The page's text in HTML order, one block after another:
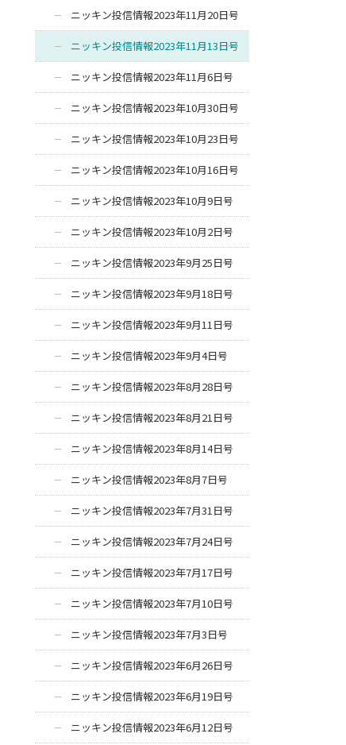
ニッキン投信情報2023年11月20日号
ニッキン投信情報2023年11月13日号
ニッキン投信情報2023年11月6日号
ニッキン投信情報2023年10月30日号
ニッキン投信情報2023年10月23日号
ニッキン投信情報2023年10月16日号
ニッキン投信情報2023年10月9日号
ニッキン投信情報2023年10月2日号
ニッキン投信情報2023年9月25日号
ニッキン投信情報2023年9月18日号
ニッキン投信情報2023年9月11日号
ニッキン投信情報2023年9月4日号
ニッキン投信情報2023年8月28日号
ニッキン投信情報2023年8月21日号
ニッキン投信情報2023年8月14日号
ニッキン投信情報2023年8月7日号
ニッキン投信情報2023年7月31日号
ニッキン投信情報2023年7月24日号
ニッキン投信情報2023年7月17日号
ニッキン投信情報2023年7月10日号
ニッキン投信情報2023年7月3日号
ニッキン投信情報2023年6月26日号
ニッキン投信情報2023年6月19日号
ニッキン投信情報2023年6月12日号